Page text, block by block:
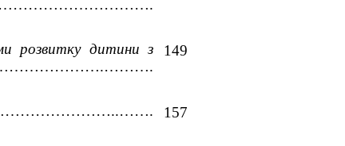
розвитку дитини з
149
157